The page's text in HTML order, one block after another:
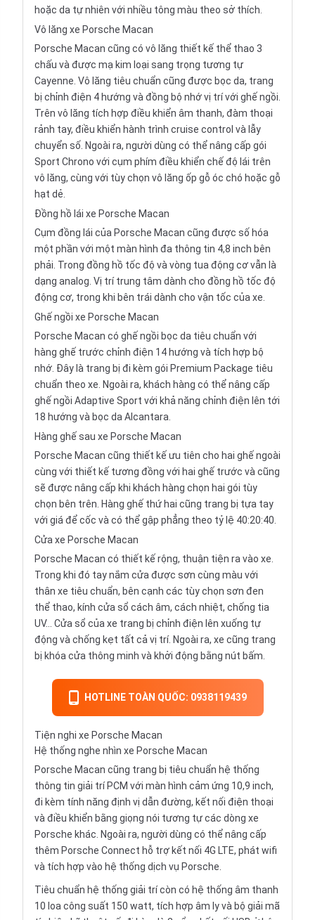
hoặc da tự nhiên với nhiều tông màu theo sở thích.
Vô lăng xe Porsche Macan
Porsche Macan cũng có vô lăng thiết kế thể thao 3
chấu và được mạ kim loại sang trọng tương tự
Cayenne. Vô lăng tiêu chuẩn cũng được bọc da, trang
bị chỉnh điện 4 hướng và đồng bộ nhớ vị trí với ghế ngồi.
Trên vô lăng tích hợp điều khiển âm thanh, đàm thoại
rảnh tay, điều khiển hành trình cruise control và lẫy
chuyển số. Ngoài ra, người dùng có thể nâng cấp gói
Sport Chrono với cụm phím điều khiển chế độ lái trên
vô lăng, cùng với tùy chọn vô lăng ốp gỗ óc chó hoặc gỗ
hạt dẻ.
Đồng hồ lái xe Porsche Macan
Cụm đồng lái của Porsche Macan cũng được số hóa
một phần với một màn hình đa thông tin 4,8 inch bên
phải. Trong đồng hồ tốc độ và vòng tua động cơ vẫn là
dạng analog. Vị trí trung tâm dành cho đồng hồ tốc độ
động cơ, trong khi bên trái dành cho vận tốc của xe.
Ghế ngồi xe Porsche Macan
Porsche Macan có ghế ngồi bọc da tiêu chuẩn với
hàng ghế trước chỉnh điện 14 hướng và tích hợp bộ
nhớ. Đây là trang bị đi kèm gói Premium Package tiêu
chuẩn theo xe. Ngoài ra, khách hàng có thể nâng cấp
ghế ngồi Adaptive Sport với khả năng chỉnh điện lên tới
18 hướng và bọc da Alcantara.
Hàng ghế sau xe Porsche Macan
Porsche Macan cũng thiết kế ưu tiên cho hai ghế ngoài
cùng với thiết kế tương đồng với hai ghế trước và cũng
sẽ được nâng cấp khi khách hàng chọn hai gói tùy
chọn bên trên. Hàng ghế thứ hai cũng trang bị tựa tay
với giá để cốc và có thể gập phẳng theo tỷ lệ 40:20:40.
Cửa xe Porsche Macan
Porsche Macan có thiết kế rộng, thuận tiện ra vào xe.
Trong khi đó tay nắm cửa được sơn cùng màu với
thân xe tiêu chuẩn, bên cạnh các tùy chọn sơn đen
thể thao, kính cửa sổ cách âm, cách nhiệt, chống tia
UV... Cửa sổ của xe trang bị chỉnh điện lên xuống tự
động và chống kẹt tất cả vị trí. Ngoài ra, xe cũng trang
bị khóa cửa thông minh và khởi động bằng nút bấm.
HOTLINE TOÀN QUỐC: 0938119439
Tiện nghi xe Porsche Macan
Hệ thống nghe nhìn xe Porsche Macan
Porsche Macan cũng trang bị tiêu chuẩn hệ thống
thông tin giải trí PCM với màn hình cảm ứng 10,9 inch,
đi kèm tính năng định vị dẫn đường, kết nối điện thoại
và điều khiển bằng giọng nói tương tự các dòng xe
Porsche khác. Ngoài ra, người dùng có thể nâng cấp
thêm Porsche Connect hỗ trợ kết nối 4G LTE, phát wifi
và tích hợp vào hệ thống dịch vụ Porsche.
Tiêu chuẩn hệ thống giải trí còn có hệ thống âm thanh
10 loa công suất 150 watt, tích hợp âm ly và bộ giải mã